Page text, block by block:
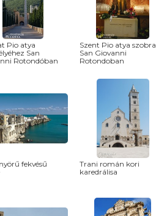
Pio atya
San
Rotondóban
Szent Pio atya szobra
San Giovanni
Rotondoban
fekvésű
Trani román kori
karedrálisa